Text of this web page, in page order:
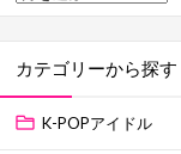
カテゴリーから探す
K-POPアイドル